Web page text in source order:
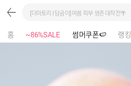
[더마토리 l 담곰이] 여름 피부 생존 대작전🌴
홈 ~86%SALE 썸머쿠폰🍉 랭킹